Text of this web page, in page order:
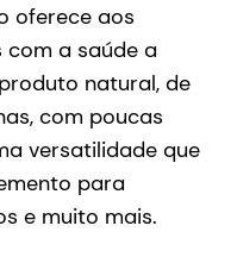
oferece aos
a saúde a
natural, de
com poucas
versatilidade que
para
e muito mais.